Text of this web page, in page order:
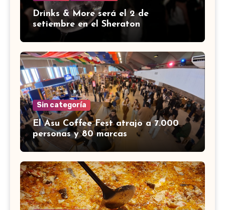
Drinks & More será el 2 de
setiembre en el Sheraton
Sin categoría
El Asu Coffee Fest atrajo a 7.000
personas y 80 marcas